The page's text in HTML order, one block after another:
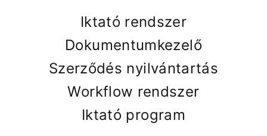
Iktató rendszer
Dokumentumkezelő
Szerződés nyilvántartás
Workflow rendszer
Iktató program